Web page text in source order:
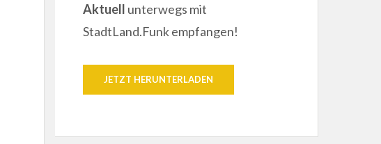
Aktuell unterwegs mit
StadtLand.Funk empfangen!
JETZT HERUNTERLADEN